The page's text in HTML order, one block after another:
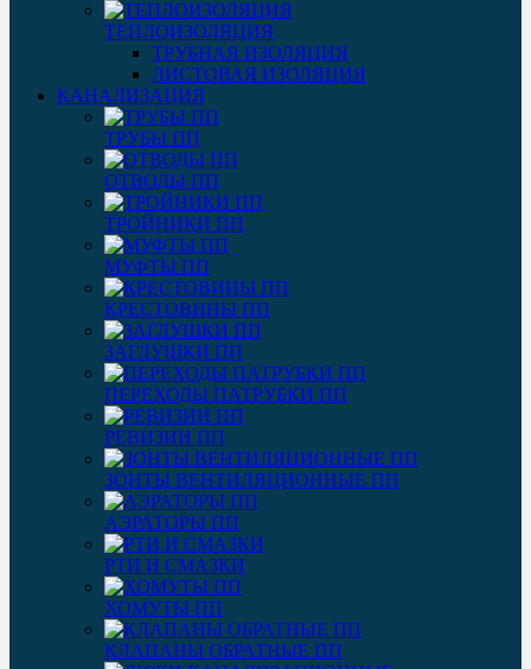
ТЕПЛОИЗОЛЯЦИЯ
ТРУБНАЯ ИЗОЛЯЦИЯ
ЛИСТОВАЯ ИЗОЛЯЦИЯ
КАНАЛИЗАЦИЯ
ТРУБЫ ПП
ОТВОДЫ ПП
ТРОЙНИКИ ПП
МУФТЫ ПП
КРЕСТОВИНЫ ПП
ЗАГЛУШКИ ПП
ПЕРЕХОДЫ ПАТРУБКИ ПП
РЕВИЗИИ ПП
ЗОНТЫ ВЕНТИЛЯЦИОННЫЕ ПП
АЭРАТОРЫ ПП
РТИ И СМАЗКИ
ХОМУТЫ ПП
КЛАПАНЫ ОБРАТНЫЕ ПП